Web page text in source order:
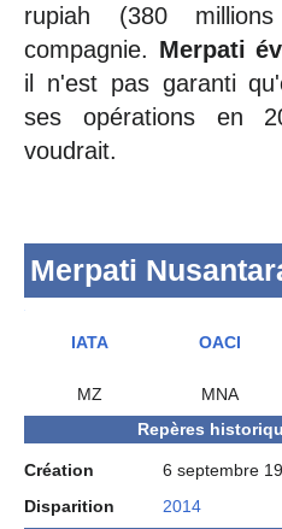
rupiah (380
compagnie. Merpati
il n'est pas garanti
ses opérations en
voudrait.
Merpati
IATA OACI
MZ
MNA
Repères
Création
6 septembre
Disparition
2014